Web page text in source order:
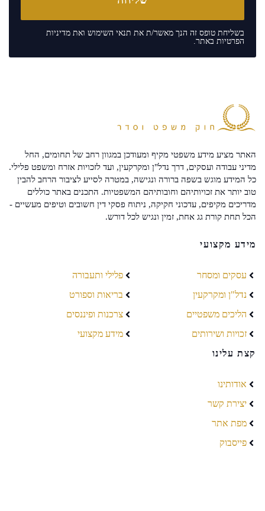
בשליחת טופס זה הנך מאשר/ת את תנאי השימוש ואת מדיניות
הפרטיות באתר.
האתר מציע מידע משפטי מקיף ומעודכן במגוון רחב של תחומים, החל
מדיני עבודה ועסקים, דרך נדל"ן ומקרקעין, ועד לזכויות אזרח ומשפט פלילי.
כל המידע מוגש בשפה ברורה ונגישה, במטרה לסייע לציבור הרחב להבין
טוב יותר את זכויותיהם וחובותיהם המשפטיות. התכנים באתר כוללים
מדריכים מקיפים, עדכוני חקיקה, ניתוח פסקי דין חשובים וטיפים מעשיים -
הכל תחת קורת גג אחת, זמין ונגיש לכל דורש.
מידע מקצועי
עסקים ומסחר
נדל"ן ומקרקעין
הליכים משפטיים
זכויות ושירותים
פלילי ותעבורה
בריאות וספורט
צרכנות ופיננסים
מידע מקצועי
קצת עלינו
אודותינו
יצירת קשר
מפת אתר
פייסבוק